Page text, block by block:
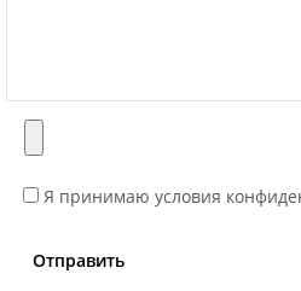
Я принимаю условия